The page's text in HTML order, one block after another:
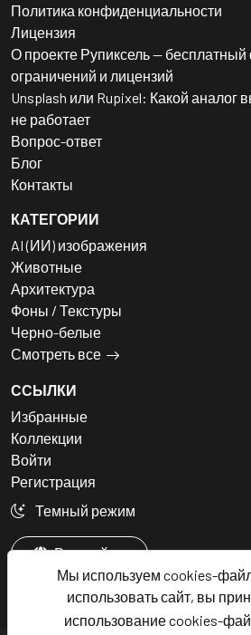
Мы используем cookies-
использовать сайт, вы
использование cookies-
Политика конфиденциальности
Лицензия
О проекте Рупиксель — бесплатный
ограничений и лицензий
Unsplash или Rupixel: Какой аналог
не работает
Вопрос-ответ
Блог
Контакты
КАТЕГОРИИ
AI (ИИ) изображения
Животные
Архитектура
Фоны / Текстуры
Черно-белые
Смотреть все
ССЫЛКИ
Избранные
Коллекции
Войти
Регистрация
Темный режим
Русский